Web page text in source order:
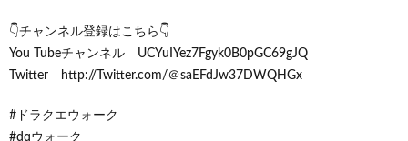
👇チャンネル登録はこちら👇
You Tubeチャンネル UCYuIYez7Fgyk0B0pGC69gJQ
Twitter http://Twitter.com/＠saEFdJw37DWQHGx
#ドラクエウォーク
#dqウォーク